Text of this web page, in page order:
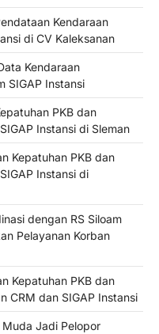
Kendaraan
di CV Kaleksanan
Kendaraan
SIGAP Instansi
PKB dan
Instansi di Sleman
Kepatuhan PKB dan
Instansi di
dengan RS Siloam
Pelayanan Korban
Kepatuhan PKB dan
CRM dan SIGAP Instansi
Muda Jadi Pelopor